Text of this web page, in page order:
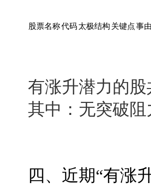
股票名称代码太极结构 关键点事由
有涨升潜力的
其中：无突破
四、近期“有涨